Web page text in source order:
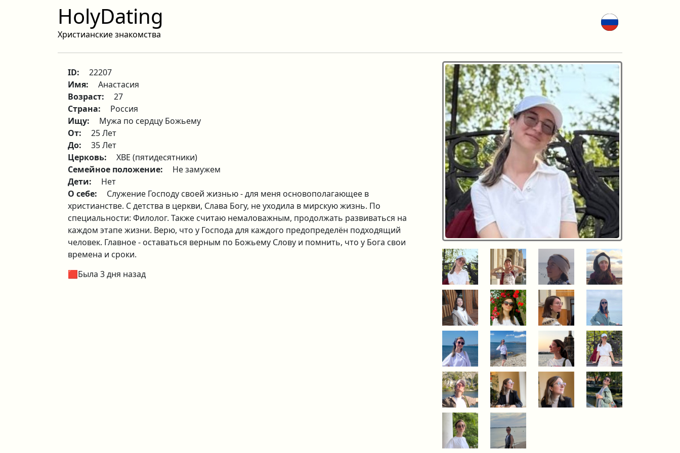
HolyDating
Христианские знакомства
ID:
22207
Имя:
Анастасия
Возраст:
27
Страна:
Россия
Ищу:
Мужа по сердцу Божьему
От:
25 Лет
До:
35 Лет
Церковь:
ХВЕ (пятидесятники)
Семейное положение:
Не замужем
Дети:
Нет
О себе:
Служение Господу своей жизнью - для меня основополагающее в
христианстве. С детства в церкви, Слава Богу, не уходила в мирскую жизнь. По
специальности: Филолог. Также считаю немаловажным, продолжать развиваться на
каждом этапе жизни. Верю, что у Господа для каждого предопределён подходящий
человек. Главное - оставаться верным по Божьему Слову и помнить, что у Бога свои
времена и сроки.
🟥Была 3 дня назад